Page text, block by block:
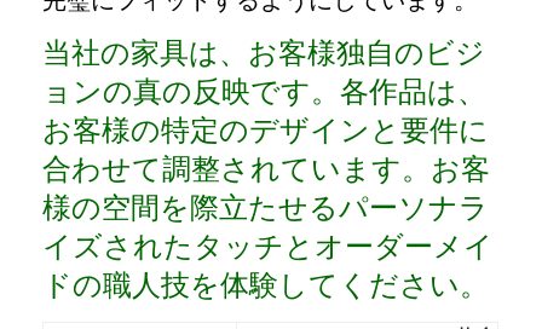
ニュース
事例
よくある質問
今雑談しなさい
当社の家具は、お客様独自のビジ
ョンの真の反映です。各作品は、
お客様の特定のデザインと要件に
合わせて調整されています。お客
様の空間を際立たせるパーソナラ
イズされたタッチとオーダーメイ
ドの職人技を体験してください。